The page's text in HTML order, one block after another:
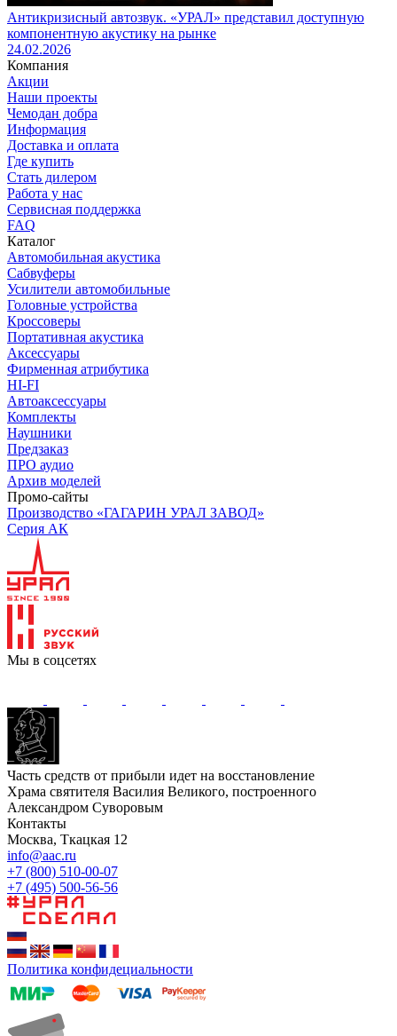
Антикризисный автозвук. «УРАЛ» представил доступную
компонентную акустику на рынке
24.02.2026
Компания
Акции
Наши проекты
Чемодан добра
Информация
Доставка и оплата
Где купить
Стать дилером
Работа у нас
Сервисная поддержка
FAQ
Каталог
Автомобильная акустика
Сабвуферы
Усилители автомобильные
Головные устройства
Кроссоверы
Портативная акустика
Аксессуары
Фирменная атрибутика
HI-FI
Автоаксессуары
Комплекты
Наушники
Предзаказ
ПРО аудио
Архив моделей
Промо-сайты
Производство «ГАГАРИН УРАЛ ЗАВОД»
Серия АК
Мы в соцсетях
Часть средств от прибыли идет на восстановление
Храма святителя Василия Великого, построенного
Александром Суворовым
Контакты
Москва, Ткацкая 12
info@aac.ru
+7 (800) 510-00-07
+7 (495) 500-56-56
Политика конфидециальности